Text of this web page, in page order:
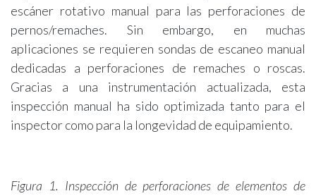
escáner rotativo manual para las perforaciones de
pernos/remaches. Sin embargo, en muchas
aplicaciones se requieren sondas de escaneo manual
dedicadas a perforaciones de remaches o roscas.
Gracias a una instrumentación actualizada, esta
inspección manual ha sido optimizada tanto para el
inspector como para la longevidad de equipamiento.
Figura 1. Inspección de perforaciones de elementos de